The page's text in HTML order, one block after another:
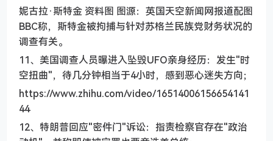
妮古拉·斯特金 资料图 图源：英国天空新闻网报道配图
BBC称，斯特金被拘捕与针对苏格兰民族党财务状况的
调查有关。
11、美国调查人员曝进入坠毁UFO亲身经历：发生"时
空扭曲"，待几分钟相当于4小时，感到恶心迷失方向；
https://www.zhihu.com/video/16514006156654141
44
12、特朗普回应"密件门"诉讼：指责检察官存在"政治